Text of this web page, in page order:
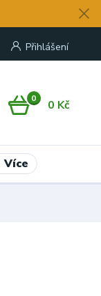
Přihlášení
0 0 Kč
Více